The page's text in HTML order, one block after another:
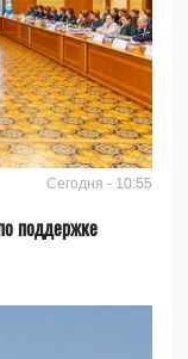
Сегодня - 10:55
поддержке